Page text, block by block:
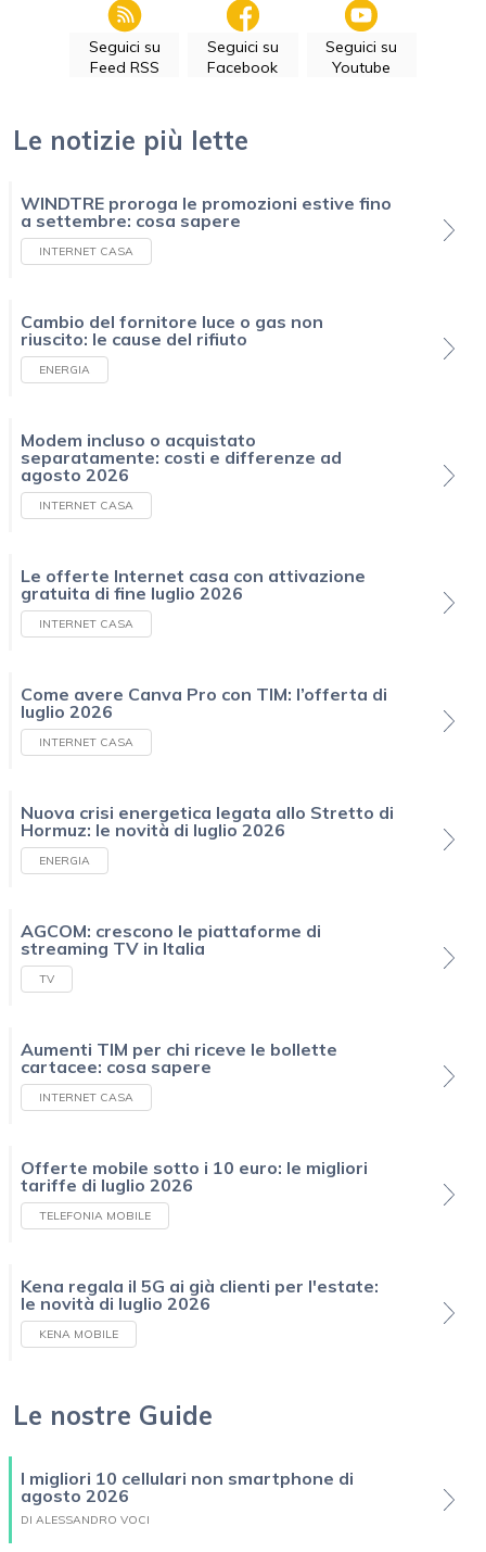
Seguici su
Feed RSS
Seguici su
Facebook
Seguici su
Youtube
Le notizie più lette
WINDTRE proroga le promozioni estive fino
a settembre: cosa sapere
INTERNET CASA
Cambio del fornitore luce o gas non
riuscito: le cause del rifiuto
ENERGIA
Modem incluso o acquistato
separatamente: costi e differenze ad
agosto 2026
INTERNET CASA
Le offerte Internet casa con attivazione
gratuita di fine luglio 2026
INTERNET CASA
Come avere Canva Pro con TIM: l’offerta di
luglio 2026
INTERNET CASA
Nuova crisi energetica legata allo Stretto di
Hormuz: le novità di luglio 2026
ENERGIA
AGCOM: crescono le piattaforme di
streaming TV in Italia
TV
Aumenti TIM per chi riceve le bollette
cartacee: cosa sapere
INTERNET CASA
Offerte mobile sotto i 10 euro: le migliori
tariffe di luglio 2026
TELEFONIA MOBILE
Kena regala il 5G ai già clienti per l'estate:
le novità di luglio 2026
KENA MOBILE
Le nostre Guide
I migliori 10 cellulari non smartphone di
agosto 2026
DI ALESSANDRO VOCI